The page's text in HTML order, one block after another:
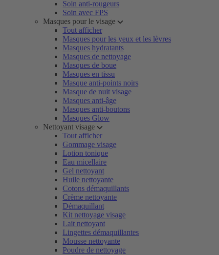
Soin anti-rougeurs
Soin avec FPS
Masques pour le visage
Tout afficher
Masques pour les yeux et les lèvres
Masques hydratants
Masques de nettoyage
Masques de boue
Masques en tissu
Masque anti-points noirs
Masque de nuit visage
Masques anti-âge
Masques anti-boutons
Masques Glow
Nettoyant visage
Tout afficher
Gommage visage
Lotion tonique
Eau micellaire
Gel nettoyant
Huile nettoyante
Cotons démaquillants
Crème nettoyante
Démaquillant
Kit nettoyage visage
Lait nettoyant
Lingettes démaquillantes
Mousse nettoyante
Poudre de nettoyage